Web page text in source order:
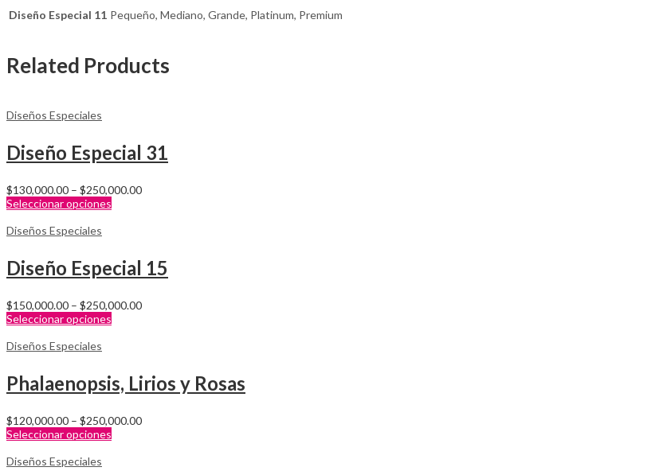
Diseño Especial 11 Pequeño, Mediano, Grande, Platinum, Premium
Related Products
Diseños Especiales
Diseño Especial 31
$130,000.00 – $250,000.00
Seleccionar opciones
Diseños Especiales
Diseño Especial 15
$150,000.00 – $250,000.00
Seleccionar opciones
Diseños Especiales
Phalaenopsis, Lirios y Rosas
$120,000.00 – $250,000.00
Seleccionar opciones
Diseños Especiales